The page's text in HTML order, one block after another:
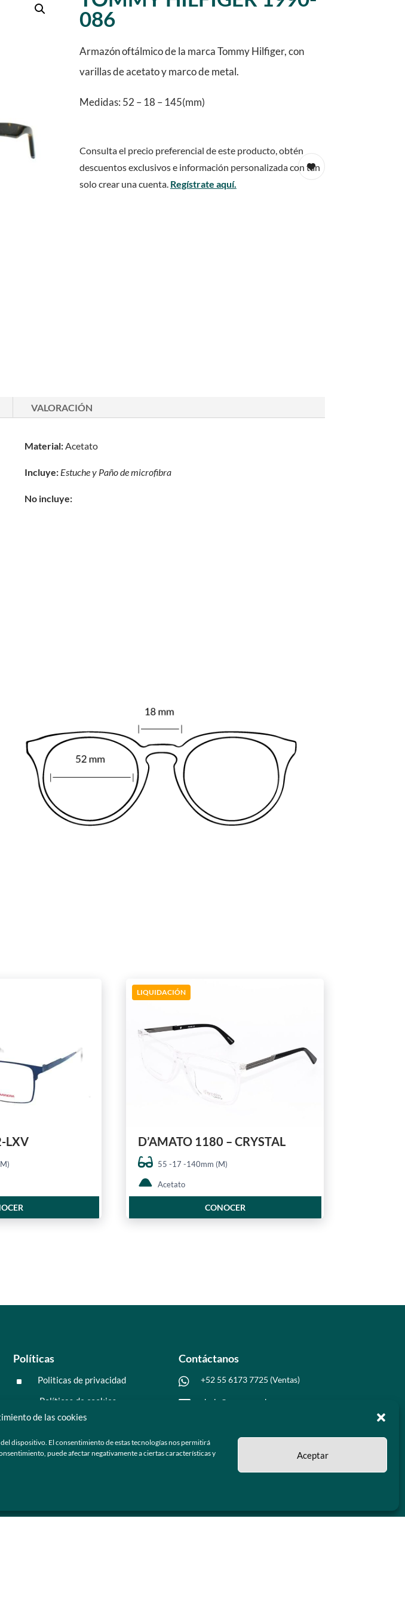
de las cookies
dispositivo. El consentimiento de estas tecnologías nos permitirá
puede afectar negativamente a ciertas características y
Aceptar
086
Armazón oftálmico de la marca Tommy Hilfiger, con
varillas de acetato y marco de metal.
Medidas: 52 – 18 – 145(mm)
Consulta el precio preferencial de este producto, obtén
descuentos exclusivos e información personalizada con tan
solo crear una cuenta. Regístrate aquí.
VALORACIÓN
Material:Acetato
Incluye: Estuche y Paño de microfibra
No incluye:
LXV
LIQUIDACIÓN
D’AMATO 1180 – CRYSTAL
55 -17 -140mm (M)
Acetato
CONOCER
Políticas
^ Politicas de privacidad
Políticas de cookies
Preguntas frecuentes
Contáctanos
 +52 55 6173 7725 (Ventas)
 hola@grupo-omk.com